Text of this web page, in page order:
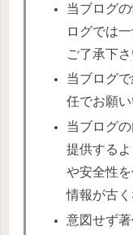
当ブログ
ログでは
ご了承下さ
当ブログ
任でお願い
当ブログ
提供する
や安全性
情報が古く
意図せず